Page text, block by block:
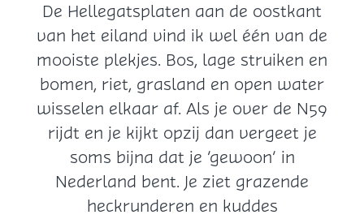
u
l
e
v
a
r
d
H
e
De Hellegatsplaten aan de oostkant
van het eiland vind ik wel één van de
mooiste plekjes. Bos, lage struiken en
bomen, riet, grasland en open water
wisselen elkaar af. Als je over de N59
rijdt en je kijkt opzij dan vergeet je
soms bijna dat je ‘gewoon’ in
Nederland bent. Je ziet grazende
heckrunderen en kuddes